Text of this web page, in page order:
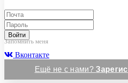
Войти
Запомнить меня
Вконтакте
Ещё не с нами?